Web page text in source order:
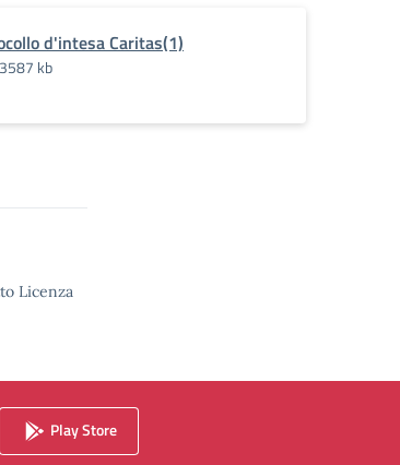
d'intesa Caritas(1)
kb
Licenza
Play Store